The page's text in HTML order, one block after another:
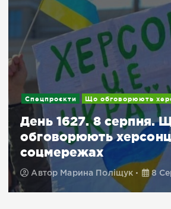
Спецпроєкти Що обговорюють
День 1627. 8 серпня.
обговорюють
соцмережах
Автор Марина Поліщук 8